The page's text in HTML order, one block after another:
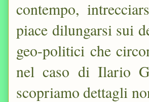
contempo,
piace dilungarsi sui
geo-politici che
nel caso di Ilario
scopriamo dettagli